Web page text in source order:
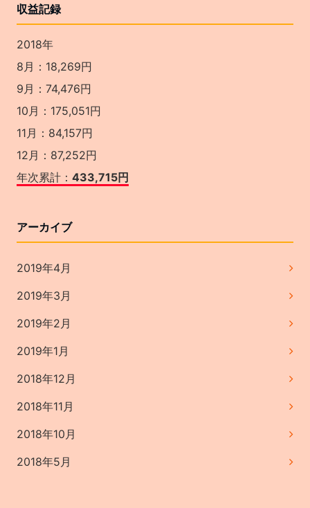
収益記録
2018年
8月：18,269円
9月：74,476円
10月：175,051円
11月：84,157円
12月：87,252円
年次累計： 433,715円
アーカイブ
2019年4月
2019年3月
2019年2月
2019年1月
2018年12月
2018年11月
2018年10月
2018年5月